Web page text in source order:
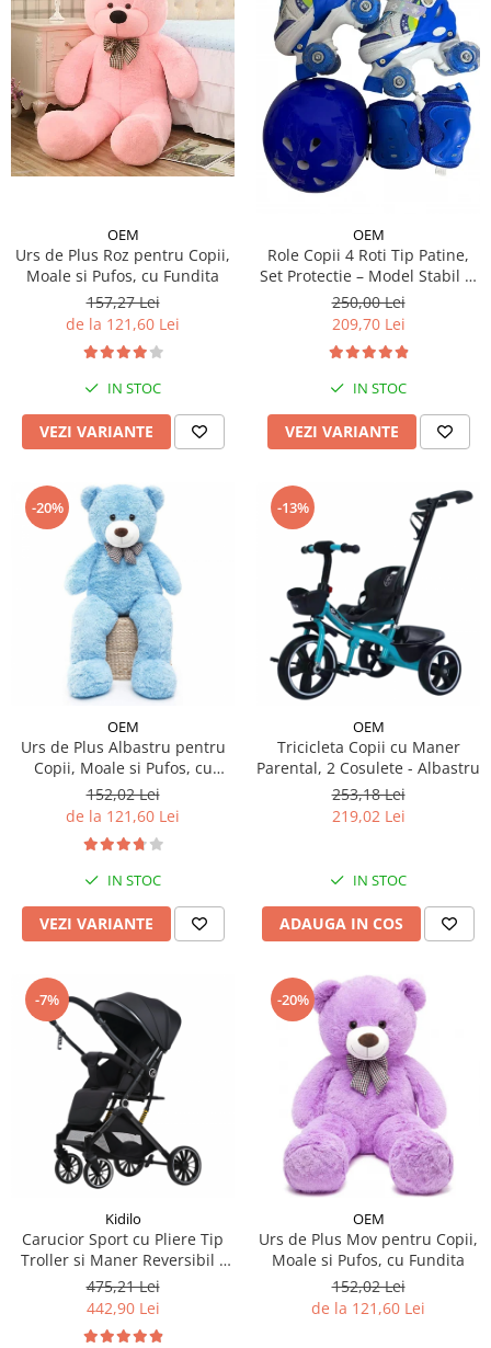
OEM
Urs de Plus Roz pentru Copii,
Moale si Pufos, cu Fundita
157,27 Lei
de la 121,60 Lei
IN STOC
VEZI VARIANTE
OEM
Role Copii 4 Roti Tip Patine,
Set Protectie – Model Stabil si
Reglabil - Albastru
250,00 Lei
209,70 Lei
IN STOC
VEZI VARIANTE
-20%
OEM
Urs de Plus Albastru pentru
Copii, Moale si Pufos, cu
Fundita
152,02 Lei
de la 121,60 Lei
IN STOC
VEZI VARIANTE
-13%
OEM
Tricicleta Copii cu Maner
Parental, 2 Cosulete - Albastru
253,18 Lei
219,02 Lei
IN STOC
ADAUGA IN COS
-7%
Kidilo
Carucior Sport cu Pliere Tip
Troller si Maner Reversibil -
Negru
475,21 Lei
442,90 Lei
-20%
OEM
Urs de Plus Mov pentru Copii,
Moale si Pufos, cu Fundita
152,02 Lei
de la 121,60 Lei